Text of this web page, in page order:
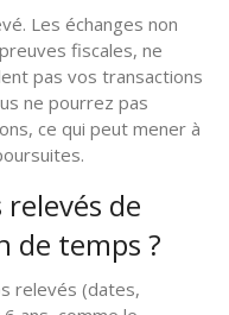
Les échanges non
fiscales, ne
pas vos transactions
ne pourrez pas
ce qui peut mener à
de
de temps ?
relevés (dates,